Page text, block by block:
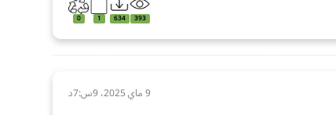
393
634
1
0
9 ماي 2025، 9س:7د